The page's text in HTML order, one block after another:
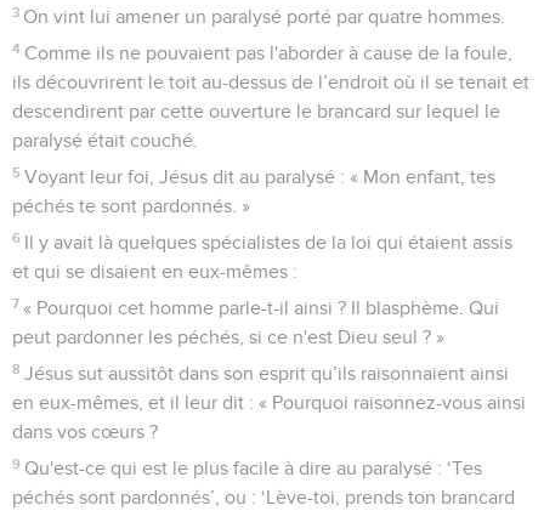
3 On vint lui amener un paralysé porté par quatre hommes.
4 Comme ils ne pouvaient pas l'aborder à cause de la foule,
ils découvrirent le toit au-dessus de l’endroit où il se tenait et
descendirent par cette ouverture le brancard sur lequel le
paralysé était couché.
5 Voyant leur foi, Jésus dit au paralysé : « Mon enfant, tes
péchés te sont pardonnés. »
6 Il y avait là quelques spécialistes de la loi qui étaient assis
et qui se disaient en eux-mêmes :
7 « Pourquoi cet homme parle-t-il ainsi ? Il blasphème. Qui
peut pardonner les péchés, si ce n'est Dieu seul ? »
8 Jésus sut aussitôt dans son esprit qu’ils raisonnaient ainsi
en eux-mêmes, et il leur dit : « Pourquoi raisonnez-vous ainsi
dans vos cœurs ?
9 Qu'est-ce qui est le plus facile à dire au paralysé : ‘Tes
péchés sont pardonnés’, ou : ‘Lève-toi, prends ton brancard